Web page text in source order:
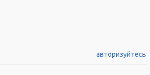
авторизуйтесь